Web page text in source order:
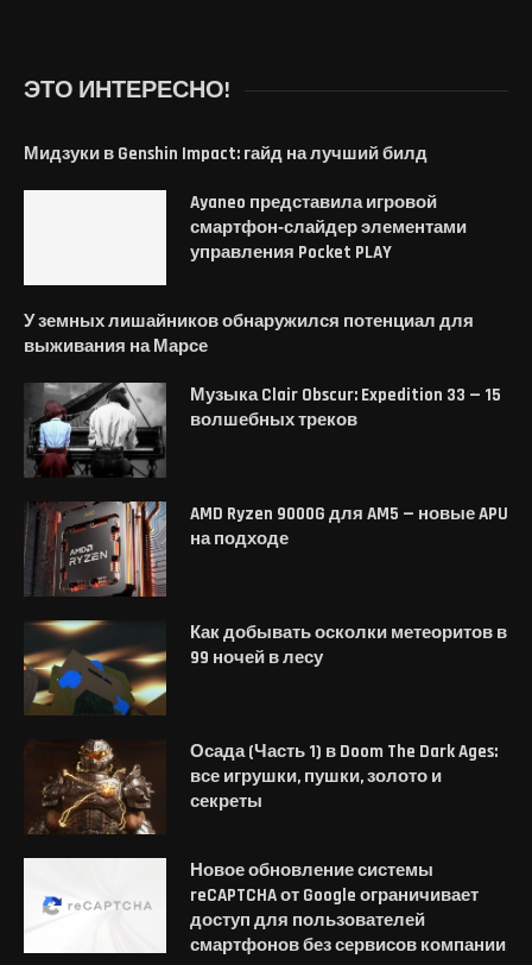
ЭТО ИНТЕРЕСНО!
Мидзуки в Genshin Impact: гайд на лучший билд
Ayaneo представила игровой
смартфон‑слайдер элементами
управления Pocket PLAY
У земных лишайников обнаружился потенциал для
выживания на Марсе
Музыка Clair Obscur: Expedition 33 — 15
волшебных треков
AMD Ryzen 9000G для AM5 — новые APU
на подходе
Как добывать осколки метеоритов в
99 ночей в лесу
Осада (Часть 1) в Doom The Dark Ages:
все игрушки, пушки, золото и
секреты
Новое обновление системы
reCAPTCHA от Google ограничивает
доступ для пользователей
смартфонов без сервисов компании